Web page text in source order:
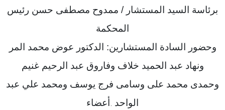
برئاسة السيد المستشار / ممدوح مصطفى حسن رئيس
المحكمة
وحضور السادة المستشارين: الدكتور عوض محمد المر
ونهاد عبد الحميد خلاف وفاروق عبد الرحيم غنيم
وحمدى محمد على وسامى فرج يوسف ومحمد علي عبد
الواحد .أعضاء